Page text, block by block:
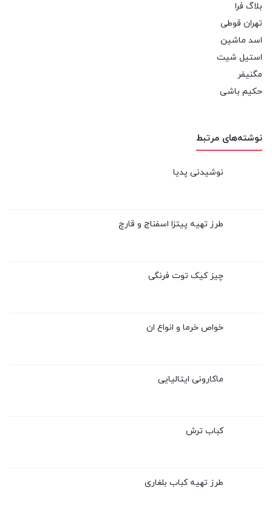
بلاگ فرا
تهران قوطی
اسد ماشین
استیل شیت
مگنیفر
حکیم باشی
نوشته‌های مرتبط
نوشیدنی پدیا
طرز تهیه پیتزا اسفناج و قارچ
چیز کیک توت فرنگی
خواص خرما و انواع ان
ماکارونی ایتالیایی
کباب ترش
طرز تهیه کباب بلغاری